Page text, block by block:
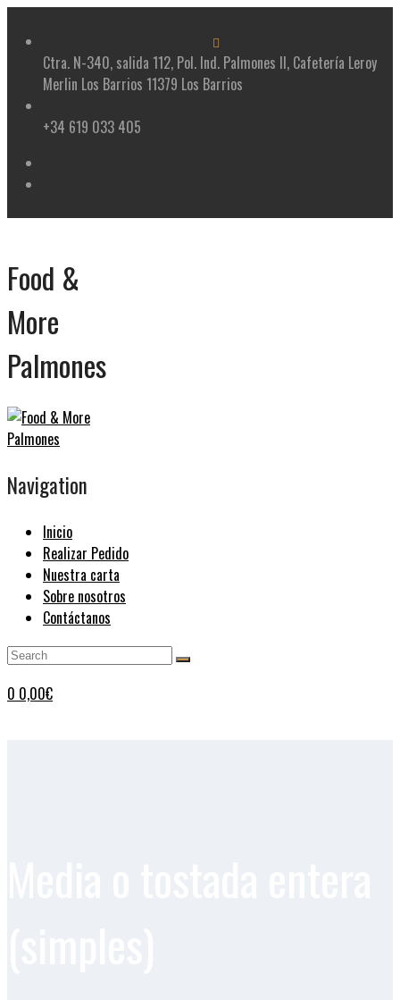
contentCtra. N-340, salida 112, Pol. Ind. Palmones II, Cafetería Leroy
Merlin Los Barrios 11379 Los Barrios
+34 619 033 405
Food &
More
Palmones
Navigation
Inicio
Realizar Pedido
Nuestra carta
Sobre nosotros
Contáctanos
0 0,00€